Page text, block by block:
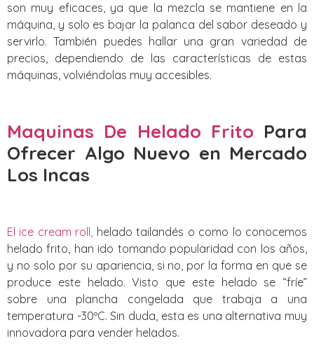
son muy eficaces, ya que la mezcla se mantiene en la
máquina, y solo es bajar la palanca del sabor deseado y
servirlo. También puedes hallar una gran variedad de
precios, dependiendo de las características de estas
máquinas, volviéndolas muy accesibles.
Maquinas De Helado Frito Para
Ofrecer Algo Nuevo en Mercado
Los Incas
El ice cream roll, helado tailandés o como lo conocemos
helado frito, han ido tomando popularidad con los años,
y no solo por su apariencia, si no, por la forma en que se
produce este helado. Visto que este helado se “fríe”
sobre una plancha congelada que trabaja a una
temperatura -30ºC. Sin duda, esta es una alternativa muy
innovadora para vender helados.